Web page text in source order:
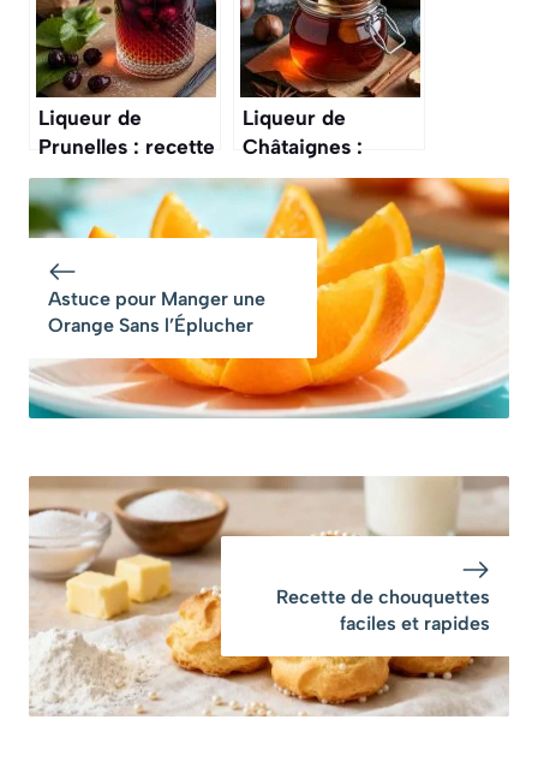
Liqueur de
Prunelles : recette
Maison Facile
Liqueur de
Châtaignes :
recette Maison
Facile
Astuce pour Manger une
Orange Sans l’Éplucher
Recette de chouquettes
faciles et rapides